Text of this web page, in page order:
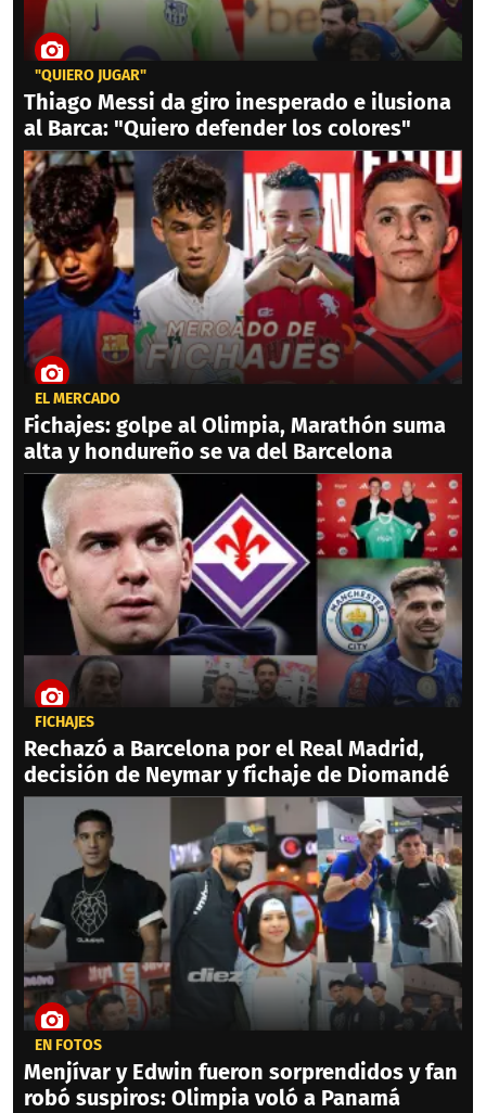
"QUIERO JUGAR"
Thiago Messi da giro inesperado e ilusiona
al Barca: "Quiero defender los colores"
EL MERCADO
Fichajes: golpe al Olimpia, Marathón suma
alta y hondureño se va del Barcelona
FICHAJES
Rechazó a Barcelona por el Real Madrid,
decisión de Neymar y fichaje de Diomandé
EN FOTOS
Menjívar y Edwin fueron sorprendidos y fan
robó suspiros: Olimpia voló a Panamá